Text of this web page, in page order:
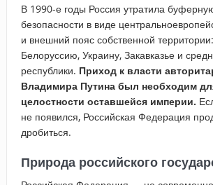
В 1990-е годы Россия утратила
безопасности в виде
и внешний пояс собственной
Белоруссию, Украину, Закавказье и
республики. Приход к власти
Владимира Путина был необходим
целостности оставшейся империи.
не появился, Российская Федерация
дробиться.
Природа российского